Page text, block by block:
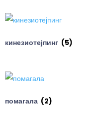
кинезиотејпинг (5)
помагала (2)